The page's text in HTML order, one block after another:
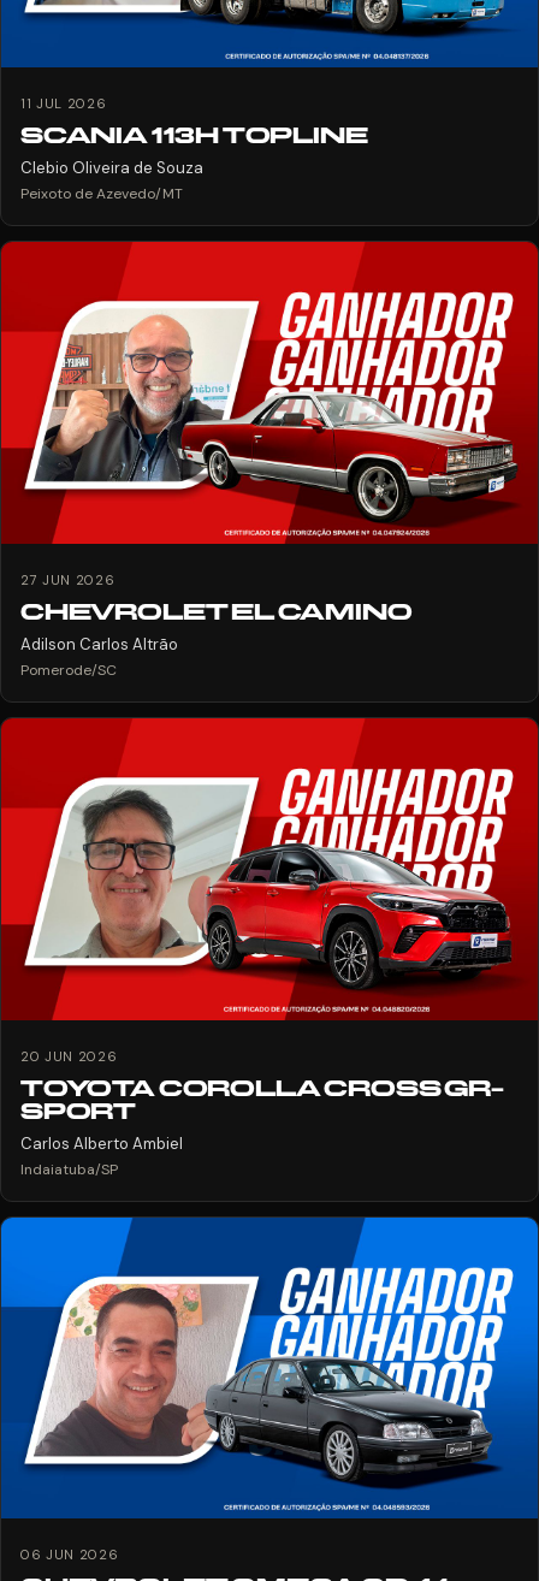
11 JUL 2026
SCANIA 113H TOPLINE
Clebio Oliveira de Souza
Peixoto de Azevedo/MT
27 JUN 2026
CHEVROLET EL CAMINO
Adilson Carlos Altrão
Pomerode/SC
20 JUN 2026
TOYOTA COROLLA CROSS GR-
SPORT
Carlos Alberto Ambiel
Indaiatuba/SP
06 JUN 2026